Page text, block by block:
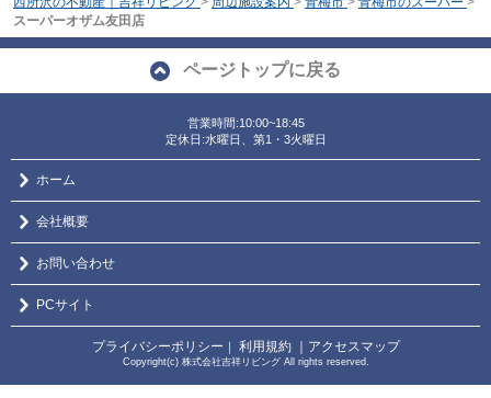
スーパーオザム友田店
ページトップに戻る
営業時間:10:00~18:45
定休日:水曜日、第1・3火曜日
ホーム
会社概要
お問い合わせ
PCサイト
プライバシーポリシー ｜ 利用規約 ｜アクセスマップ
Copyright(c) 株式会社吉祥リビング All rights reserved.